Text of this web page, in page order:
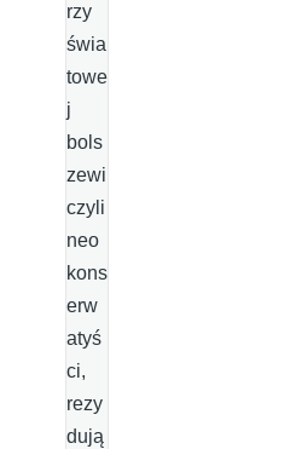
rzy
świa
towe
j
bols
zewi
czyli
neo
kons
erw
atyś
ci,
rezy
dują